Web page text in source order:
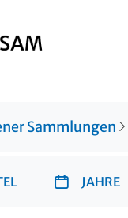
Sammlungen
JAHRE